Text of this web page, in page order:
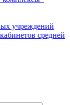
учреждений
средней